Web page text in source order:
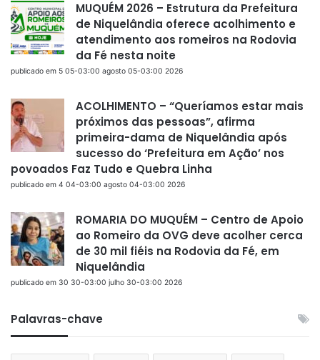
MUQUÉM 2026 – Estrutura da Prefeitura
de Niquelândia oferece acolhimento e
atendimento aos romeiros na Rodovia
da Fé nesta noite
publicado em 5 05-03:00 agosto 05-03:00 2026
ACOLHIMENTO – “Queríamos estar mais
próximos das pessoas”, afirma
primeira-dama de Niquelândia após
sucesso do ‘Prefeitura em Ação’ nos
povoados Faz Tudo e Quebra Linha
publicado em 4 04-03:00 agosto 04-03:00 2026
ROMARIA DO MUQUÉM – Centro de Apoio
ao Romeiro da OVG deve acolher cerca
de 30 mil fiéis na Rodovia da Fé, em
Niquelândia
publicado em 30 30-03:00 julho 30-03:00 2026
Palavras-chave